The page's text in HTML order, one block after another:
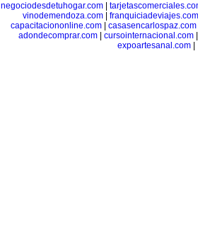
negociodesdetuhogar.com
vinodemendoza.com
franquiciadeviajes.com
capacitaciononline.com
casasencarlospaz.com
adondecomprar.com| cursointernacional.com
expoartesanal.com